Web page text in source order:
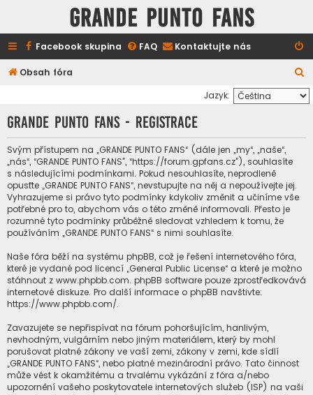
GRANDE PUNTO FANS
Facebook skupina FAQ Kontaktujte nás
Obsah fóra
l
e
Jazyk:
GRANDE PUNTO FANS - Registrace
Svým přístupem na „GRANDE PUNTO FANS“ (dále jen „my“, „naše“,
„nás“, “GRANDE PUNTO FANS”, “https://forum.gpfans.cz”), souhlasíte
s následujícími podmínkami. Pokud nesouhlasíte, neprodleně
opusťte „GRANDE PUNTO FANS“, nevstupujte na něj a nepoužívejte jej.
Vyhrazujeme si právo tyto podmínky kdykoliv změnit a učiníme vše
potřebné pro to, abychom vás o této změně informovali. Přesto je
rozumné tyto podmínky průběžně sledovat vzhledem k tomu, že
používáním „GRANDE PUNTO FANS“ s nimi souhlasíte.
Naše fóra běží na systému phpBB, což je řešení internetového fóra,
které je vydané pod licencí „General Public License“ a které je možno
stáhnout z www.phpbb.com. phpBB software pouze zprostředkovává
internetové diskuze. Pro další informace o phpBB navštivte:
https://www.phpbb.com/.
Zavazujete se nepřispívat na fórum pohoršujícím, hanlivým,
nevhodným, vulgárním nebo jiným materiálem, který by mohl
porušovat platné zákony ve vaší zemi, zákony v zemi, kde sídlí
„GRANDE PUNTO FANS“, nebo platné mezinárodní právo. Tato činnost
může vést k okamžitému a trvalému vykázání z fóra a/nebo
upozornění vašeho poskytovatele internetových služeb (ISP) na vaši